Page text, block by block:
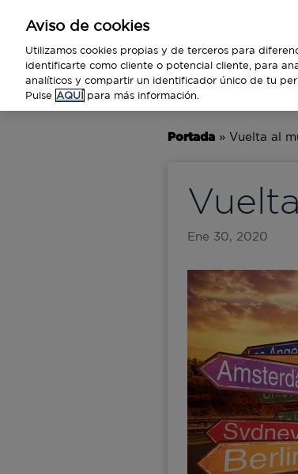
BUSINESS TECNOLOGÍA
Portada » Vuelta al
Ene 30, 2020
Aviso de cookies
Utilizamos cookies propias y de terceros para
identificarte como cliente o potencial cliente, para
analíticos y compartir un identificador único de tu
Pulse AQUÍ para más información.